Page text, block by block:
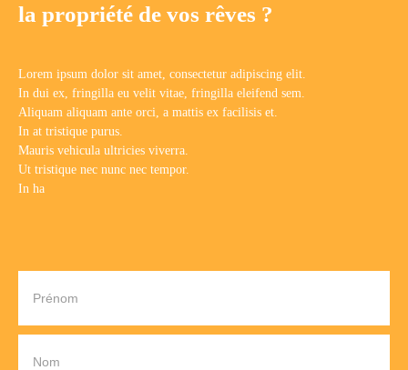
la propriété de vos rêves ?
Lorem ipsum dolor sit amet, consectetur adipiscing elit.
In dui ex, fringilla eu velit vitae, fringilla eleifend sem.
Aliquam aliquam ante orci, a mattis ex facilisis et.
In at tristique purus.
Mauris vehicula ultricies viverra.
Ut tristique nec nunc nec tempor.
In ha
Prénom
Nom